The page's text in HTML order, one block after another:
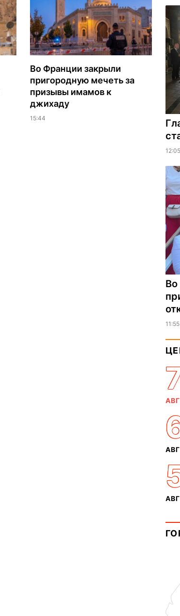
Во Франции закрыли
пригородную мечеть за
призывы имамов к
джихаду
15:44
12:05
Во
11:55